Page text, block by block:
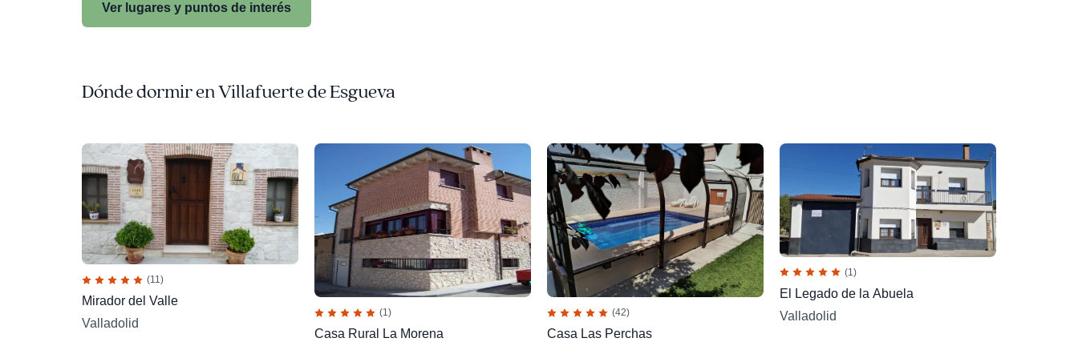
Ver lugares y puntos de interés
Dónde dormir en Villafuerte de Esgueva
(11)
Mirador del Valle
Valladolid
(1)
Casa Rural La Morena
(42)
Casa Las Perchas
(1)
El Legado de la Abuela
Valladolid